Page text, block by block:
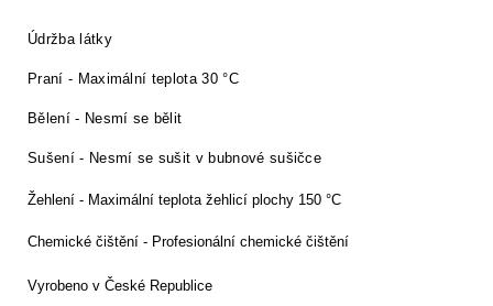
Údržba látky
Praní - Maximální teplota 30 °C
Bělení - Nesmí se bělit
Sušení - Nesmí se sušit v bubnové sušičce
Žehlení - Maximální teplota žehlicí plochy 150 °C
Chemické čištění - Profesionální chemické čištění
Vyrobeno v České Republice